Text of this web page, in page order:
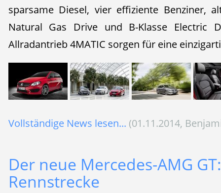
sparsame Diesel, vier effiziente Benziner,
Natural Gas Drive und B-Klasse Electric
Allradantrieb 4MATIC sorgen für eine
Vollständige News lesen... (01.11.2014,
Der neue Mercedes-AMG
Rennstrecke